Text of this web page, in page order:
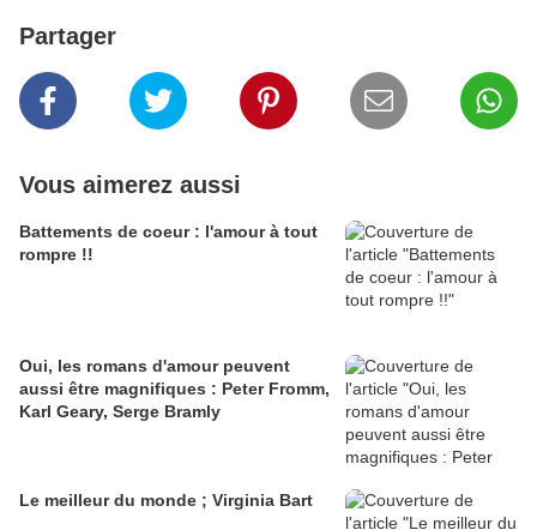
Partager
Vous aimerez aussi
Battements de coeur : l'amour à tout
rompre !!
Oui, les romans d'amour peuvent
aussi être magnifiques : Peter Fromm,
Karl Geary, Serge Bramly
Le meilleur du monde ; Virginia Bart